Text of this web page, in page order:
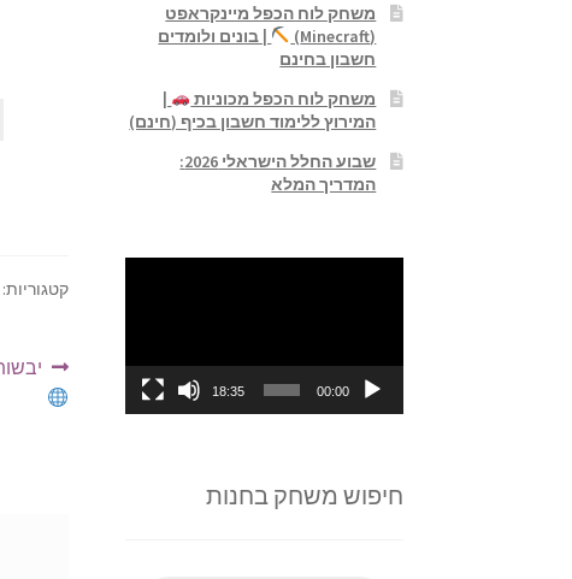
קטגוריות:
ניווט
משחק לוח הכפל מיינקראפט
(Minecraft)
| בונים ולומדים
חשבון בחינם
משחק לוח הכפל מכוניות
|
המירוץ ללימוד חשבון בכיף (חינם)
שבוע החלל הישראלי 2026:
המדריך המלא
00:00
18:35
חיפוש משחק בחנות